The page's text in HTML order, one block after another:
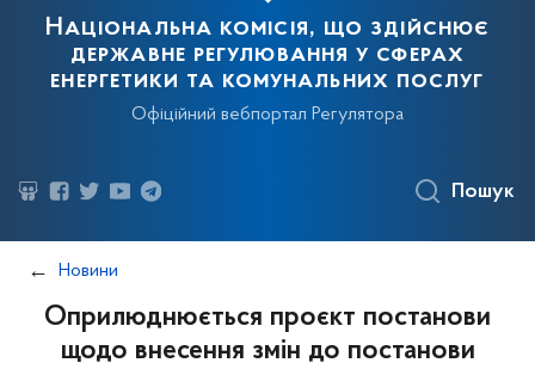
Національна комісія, що здійснює
державне регулювання у сферах
енергетики та комунальних послуг
Офіційний вебпортал Регулятора
Пошук
Новини
Оприлюднюється проєкт постанови
щодо внесення змін до постанови